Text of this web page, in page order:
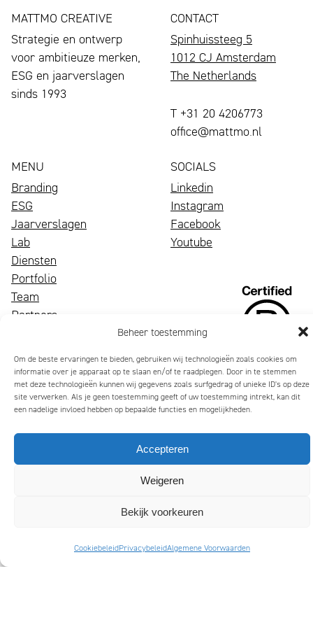
Beheer toestemming
Om de beste ervaringen te bieden, gebruiken wij technologieën zoals cookies om
informatie over je apparaat op te slaan en/of te raadplegen. Door in te stemmen
met deze technologieën kunnen wij gegevens zoals surfgedrag of unieke ID's op deze
site verwerken. Als je geen toestemming geeft of uw toestemming intrekt, kan dit
een nadelige invloed hebben op bepaalde functies en mogelijkheden.
Accepteren
Weigeren
Bekijk voorkeuren
CookiebeleidPrivacybeleidAlgemene Voorwaarden
MATTMO CREATIVE
Strategie en ontwerp
voor ambitieuze merken,
ESG en jaarverslagen
sinds 1993
CONTACT
Spinhuissteeg 5
1012 CJ Amsterdam
The Netherlands
T +31 20 4206773
office@mattmo.nl
MENU
Branding
ESG
Jaarverslagen
Lab
Diensten
Portfolio
Een
bloeiend
aandacht,
maakt
indruk
laat
mensen
Team
Wij
gespecialiseerd
in
marketing,
ondersteuning
en
Partners
SOCIALS
Linkedin
Instagram
Facebook
Youtube
Algemene Voorwaarden
Copyright 2026 Mattmo Creative BV